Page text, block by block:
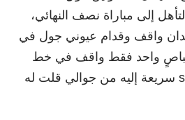
إلى مباراة نصف النهائي،
واقف وقدام عيوني جول في
ريال ومباصٍ واحد فقط واقف في خط
الوسط ارسلت كرة sms سريعة إليه من جوالي قلت له